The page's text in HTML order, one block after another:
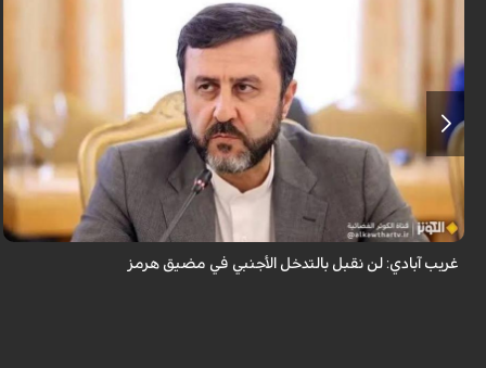
قال نائب وزير الخارجية الإيراني كاظم غريب آبادي، إن إيران لن تقبل بالتدخل
الأجنبي في مضيق هرمز.
غريب آبادي: لن نقبل بالتدخل الأجنبي في مضيق هرمز